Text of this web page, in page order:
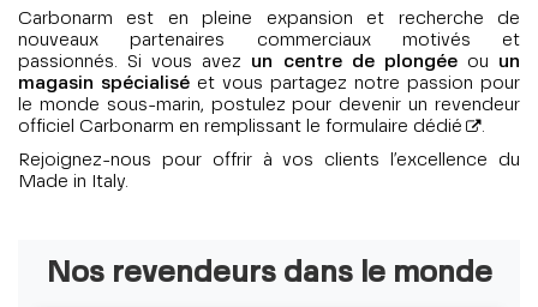
Carbonarm est en pleine expansion et recherche de
nouveaux partenaires commerciaux motivés et
passionnés. Si vous avez un centre de plongéeou un
magasin spécialisé et vous partagez notre passion pour
le monde sous-marin, postulez pour devenir un revendeur
officiel Carbonarm en remplissant le formulaire dédié
Rejoignez-nous pour offrir à vos clients l’excellence du
Made in Italy.
Nos revendeurs dans le monde